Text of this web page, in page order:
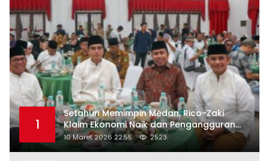
1
Setahun Memimpin Medan, Rico-Zaki
Klaim Ekonomi Naik dan Pengangguran
Turun
10 Maret 2026 22:55 2523